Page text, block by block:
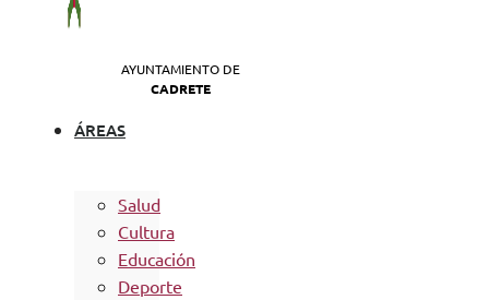
AYUNTAMIENTO DE
CADRETE
ÁREAS
Salud
Cultura
Educación
Deporte